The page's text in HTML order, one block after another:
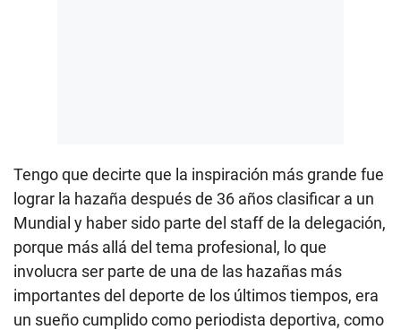
Tengo que decirte que la inspiración más grande fue
lograr la hazaña después de 36 años clasificar a un
Mundial y haber sido parte del staff de la delegación,
porque más allá del tema profesional, lo que
involucra ser parte de una de las hazañas más
importantes del deporte de los últimos tiempos, era
un sueño cumplido como periodista deportiva, como